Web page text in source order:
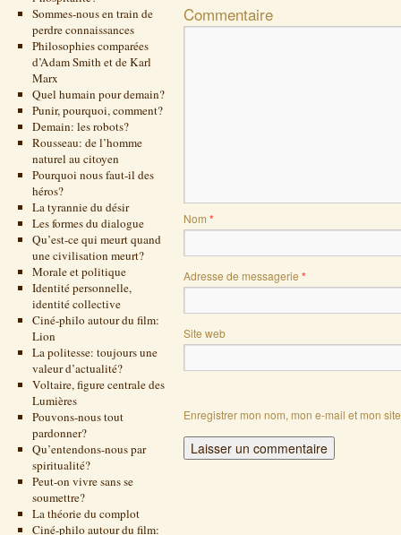
Sommes-nous en train de
perdre connaissances
Philosophies comparées
d’Adam Smith et de Karl
Marx
Quel humain pour demain?
Punir, pourquoi, comment?
Demain: les robots?
Rousseau: de l’homme
naturel au citoyen
Pourquoi nous faut-il des
héros?
La tyrannie du désir
Les formes du dialogue
Qu’est-ce qui meurt quand
une civilisation meurt?
Morale et politique
Identité personnelle,
identité collective
Ciné-philo autour du film:
Lion
La politesse: toujours une
valeur d’actualité?
Voltaire, figure centrale des
Lumières
Pouvons-nous tout
pardonner?
Qu’entendons-nous par
spiritualité?
Peut-on vivre sans se
soumettre?
La théorie du complot
Ciné-philo autour du film:
Commentaire
Nom *
Adresse de messagerie *
Site web
Enregistrer mon nom, mon e-mail et mon